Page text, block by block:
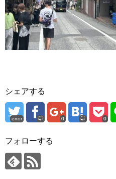
シェアする
error 0 0
フォローする